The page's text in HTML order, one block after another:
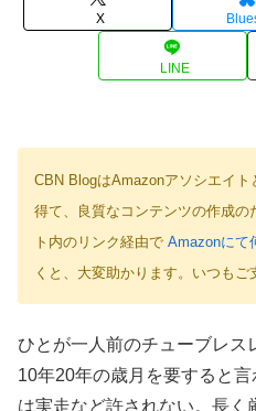
X
LINE
CBN BlogはAmazonアソシエイ
得て、良質なコンテンツの作成の
ト内のリンク経由で Amazonにて
くと、大変助かります。いつも
ひとが一人前のチューブレス
10年20年の歳月を要すると
は実走など許されない。長